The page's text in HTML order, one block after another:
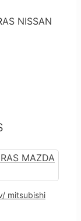
NISSAN
mitsubishi